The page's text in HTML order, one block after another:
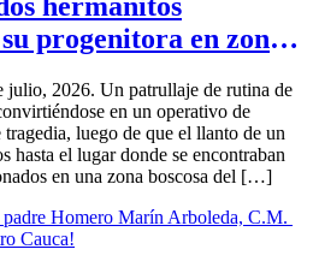
progenitora en zona
julio, 2026. Un patrullaje de rutina de
en un operativo de
luego de que el llanto de un
hasta el lugar donde se encontraban
en una zona boscosa del […]